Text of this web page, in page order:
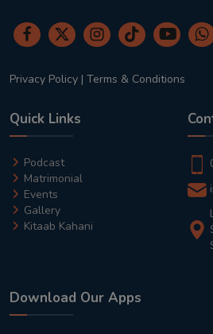
Privacy Policy | Terms & Conditions
Quick Links
Podcast
Matrimonial
Events
Gallery
Kitaab Kahani
Download Our Apps